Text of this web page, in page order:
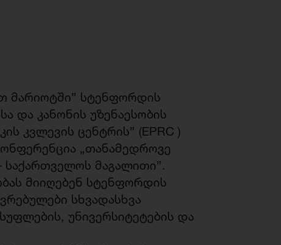
მარიოტში” სტენფორდის
და კანონის უზენაესობის
კვლევის ცენტრის” (EPRC )
„თანამედროვე
საქართველოს მაგალითი”.
მიიღებენ სტენფორდის
სხვადასხვა
უნივერსიტეტების და